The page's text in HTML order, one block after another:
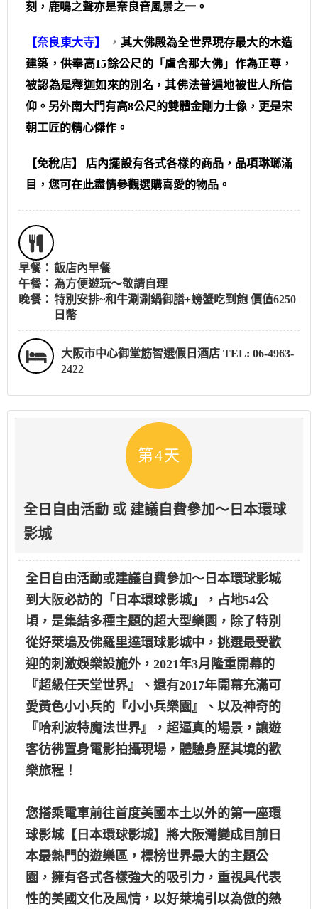
刻，鹿鳴之聲亦是奈良音風景之一。
【奈良東大寺】 ， 其大佛殿為全世界現存最大的木造
建築，供奉高15餘公尺的「盧舍那大佛」作為正尊，
被認為是釋迦如來的別名，其佛法普遍地被世人所信
仰。另外南大門有高8公尺的雙體金剛力士像，更是宋
朝工匠的精心傑作。
【免稅店】 店內擺設有各式各樣的商品，品項琳瑯滿
目，您可在此盡情參觀選購喜愛的物品。
早餐： 飯店內早餐
午餐： 為方便遊玩～敬請自理
晚餐： 特別安排~和牛涮涮鍋御膳+螃蟹吃到飽 價值6250
日幣
大阪市中心御堂筋智選假日酒店 TEL: 06-4963-
2422
第4天
全日自由活動 或 建議自費參加～日本環球
影城
全日自由活動或建議自費參加～日本環球影城
到大阪必訪的「日本環球影城」，占地54公
頃，是集結多種主題的超大型樂園，除了特別
從好萊塢及佛羅里達環球影城中，挑選最受歡
迎的刺激娛樂設施外，2021年3月隆重開幕的
『超級任天堂世界』、還有2017年開幕充滿可
愛黃色小小兵的『小小兵樂園』、以及神奇的
『哈利波特魔法世界』，超逼真的場景，讓遊
客彷彿置身電影拍攝現場，體驗身歷其境的歡
樂旅程！
您搭乘電車前往首度美國本土以外的第一座環
球影城【日本環球影城】將大阪灣變成目前日
本最熱門的遊樂區，標榜世界最大的主題公
園，擁有各式各樣強大的吸引力，重視具代表
性的美國文化及風情，以好萊塢引以為傲的熱